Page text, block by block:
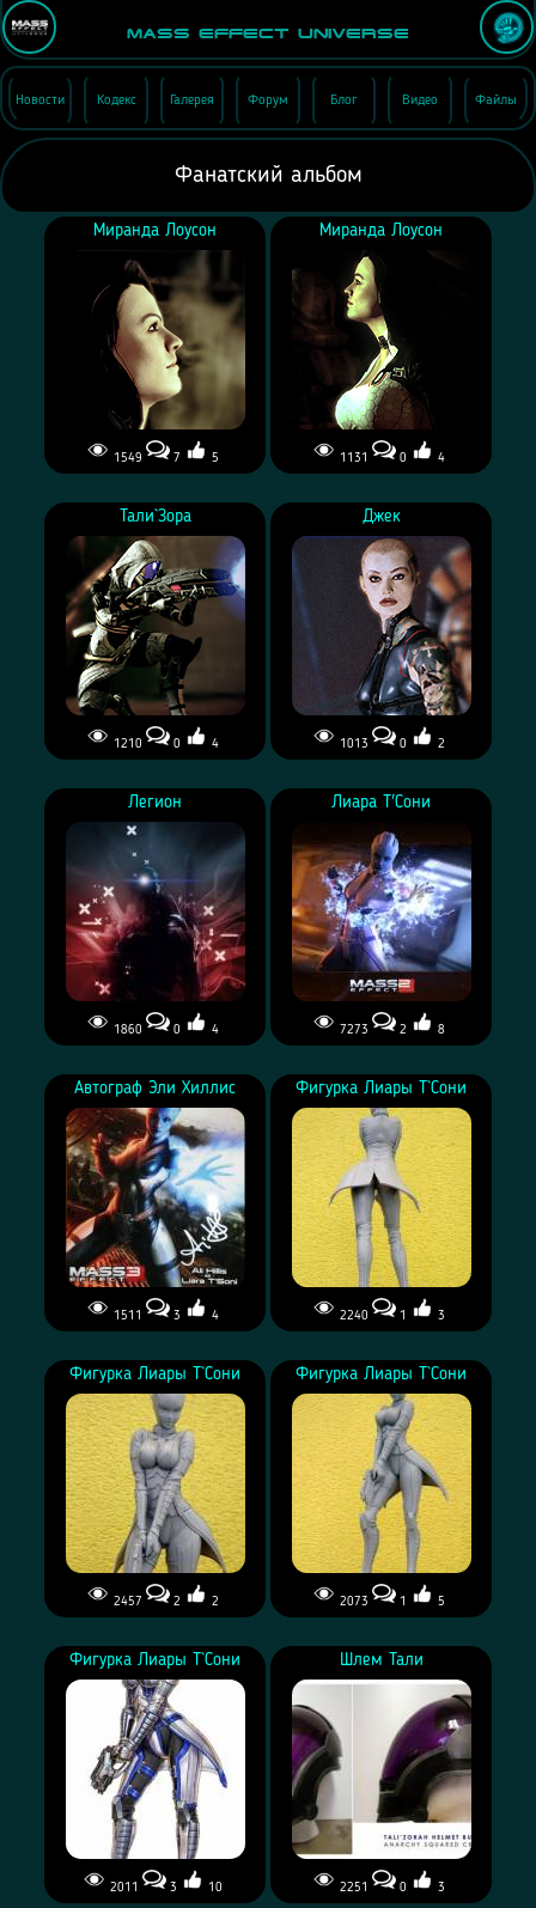
Mass Effect Universe
Новости Кодекс Галерея Форум Блог Видео Файлы
Фанатский альбом
Миранда Лоусон
1549 7 5
Миранда Лоусон
1131 0 4
Тали`Зора
1210 0 4
Джек
1013 0 2
Легион
1860 0 4
Лиара Т'Сони
7273 2 8
Автограф Эли Хиллис
1511 3 4
Фигурка Лиары Т`Сони
2240 1 3
Фигурка Лиары Т`Сони
2457 2 2
Фигурка Лиары Т`Сони
2073 1 5
Фигурка Лиары Т`Сони
2011 3 10
Шлем Тали
2251 0 3